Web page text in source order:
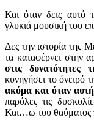
Και όταν δεις αυτό
γλυκιά μουσική του
Δες την ιστορία της
τα καταφέρνει στην
στις δυνατότητες
κυνηγήσει το όνειρό
ακόμα και όταν
παρόλες τις
Και…ω του θαύματος